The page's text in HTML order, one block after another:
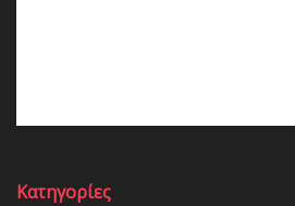
Κατηγορίες